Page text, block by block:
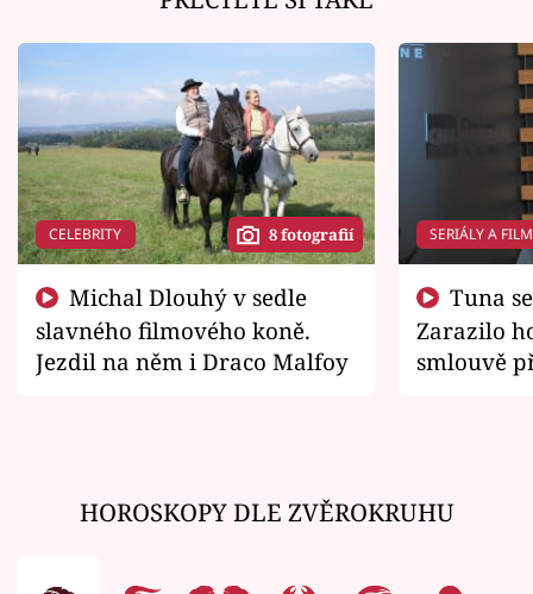
CELEBRITY 8 fotografií
slavného filmového koně.
Jezdil na něm i Draco Malfoy
SERIÁLY A
Zarazilo
smlouvě
HOROSKOPY DLE ZVĚROKRUHU